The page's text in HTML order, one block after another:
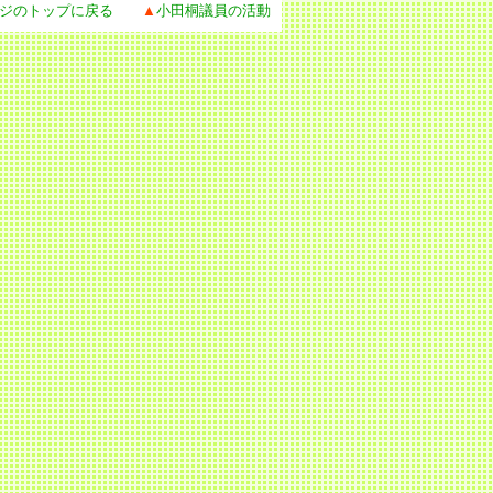
のトップに戻る ▲ 小田桐議員の活動